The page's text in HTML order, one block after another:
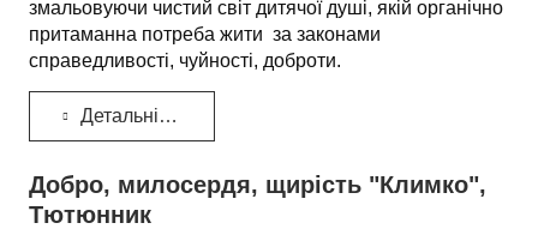
змальовуючи чистий світ дитячої душі, якій органічно
притаманна потреба жити за законами
справедливості, чуйності, доброти.
Детальніше...
Добро, милосердя, щирість "Климко",
Тютюнник